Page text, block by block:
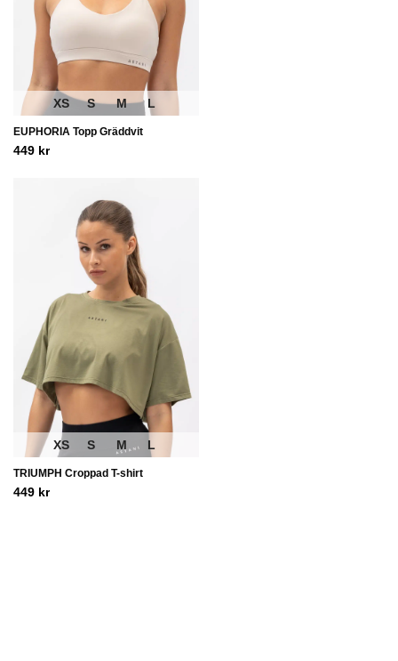
XS S M L
EUPHORIA Topp Gräddvit
449 kr
XS S M L
TRIUMPH Croppad T-shirt
449 kr